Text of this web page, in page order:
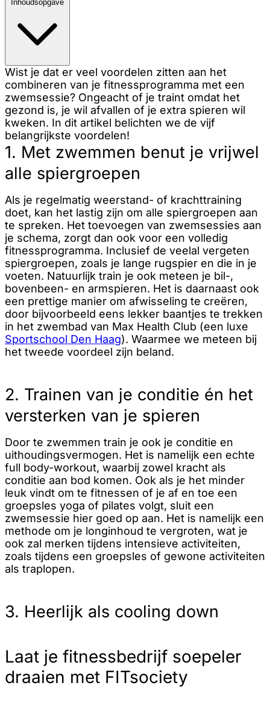
Inhoudsopgave
Wist je dat er veel voordelen zitten aan het
combineren van je fitnessprogramma met een
zwemsessie? Ongeacht of je traint omdat het
gezond is, je wil afvallen of je extra spieren wil
kweken. In dit artikel belichten we de vijf
belangrijkste voordelen!
1. Met zwemmen benut je vrijwel
alle spiergroepen
Als je regelmatig weerstand- of krachttraining
doet, kan het lastig zijn om alle spiergroepen aan
te spreken. Het toevoegen van zwemsessies aan
je schema, zorgt dan ook voor een volledig
fitnessprogramma. Inclusief de veelal vergeten
spiergroepen, zoals je lange rugspier en die in je
voeten. Natuurlijk train je ook meteen je bil-,
bovenbeen- en armspieren. Het is daarnaast ook
een prettige manier om afwisseling te creëren,
door bijvoorbeeld eens lekker baantjes te trekken
in het zwembad van Max Health Club (een luxe
Sportschool Den Haag). Waarmee we meteen bij
het tweede voordeel zijn beland.
2. Trainen van je conditie én het
versterken van je spieren
Door te zwemmen train je ook je conditie en
uithoudingsvermogen. Het is namelijk een echte
full body-workout, waarbij zowel kracht als
conditie aan bod komen. Ook als je het minder
leuk vindt om te fitnessen of je af en toe een
groepsles yoga of pilates volgt, sluit een
zwemsessie hier goed op aan. Het is namelijk een
methode om je longinhoud te vergroten, wat je
ook zal merken tijdens intensieve activiteiten,
zoals tijdens een groepsles of gewone activiteiten
als traplopen.
3. Heerlijk als cooling down
Laat je fitnessbedrijf soepeler
draaien met FITsociety